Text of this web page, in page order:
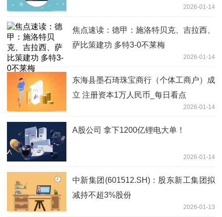
2026-01-14
焦点速读：德甲：施洛特贝克、吉拉西、
萨比策建功 多特3-0不莱梅
2026-01-14
东海县墨石琦珠宝商行（个体工商户）成
立 注册资本1万人民币_每日看点
2026-01-14
A股公司 拿下1200亿锂电大单！
2026-01-14
中新集团(601512.SH)：股东新工集团拟
减持不超3%股份
2026-01-13